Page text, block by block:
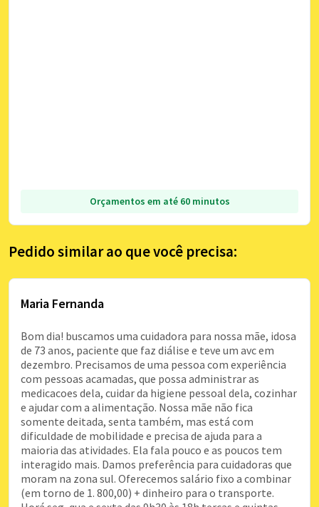
Orçamentos em até 60 minutos
Pedido similar ao que você precisa:
Maria Fernanda
Bom dia! buscamos uma cuidadora para nossa mãe, idosa
de 73 anos, paciente que faz diálise e teve um avc em
dezembro. Precisamos de uma pessoa com experiência
com pessoas acamadas, que possa administrar as
medicacoes dela, cuidar da higiene pessoal dela, cozinhar
e ajudar com a alimentação. Nossa mãe não fica
somente deitada, senta também, mas está com
dificuldade de mobilidade e precisa de ajuda para a
maioria das atividades. Ela fala pouco e as poucos tem
interagido mais. Damos preferência para cuidadoras que
moram na zona sul. Oferecemos salário fixo a combinar
(em torno de 1. 800,00) + dinheiro para o transporte.